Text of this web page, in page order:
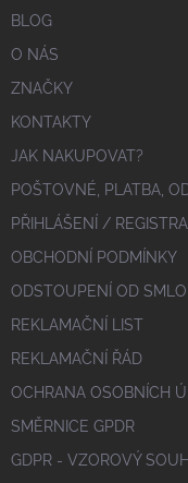
BLOG
O NÁS
ZNAČKY
KONTAKTY
JAK NAKUPOVAT?
POŠTOVNÉ, PLATBA,
PŘIHLÁŠENÍ /
OBCHODNÍ PODMÍNKY
ODSTOUPENÍ OD
REKLAMAČNÍ LIST
REKLAMAČNÍ ŘÁD
OCHRANA OSOBNÍCH
SMĚRNICE GPDR
GDPR - VZOROVÝ